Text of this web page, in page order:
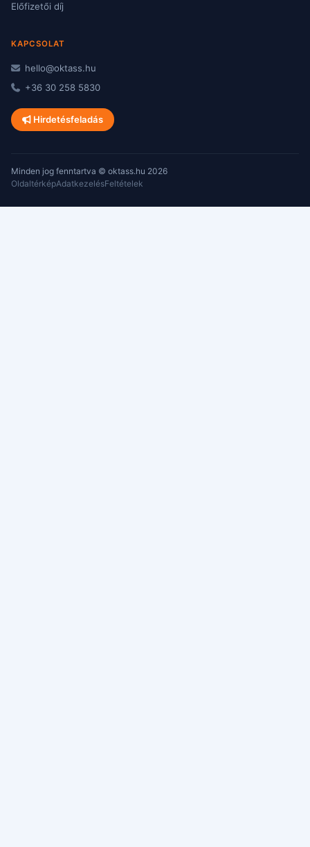
Előfizetői díj
KAPCSOLAT
hello@oktass.hu
+36 30 258 5830
Hirdetésfeladás
Minden jog fenntartva © oktass.hu 2026
OldaltérképAdatkezelésFeltételek